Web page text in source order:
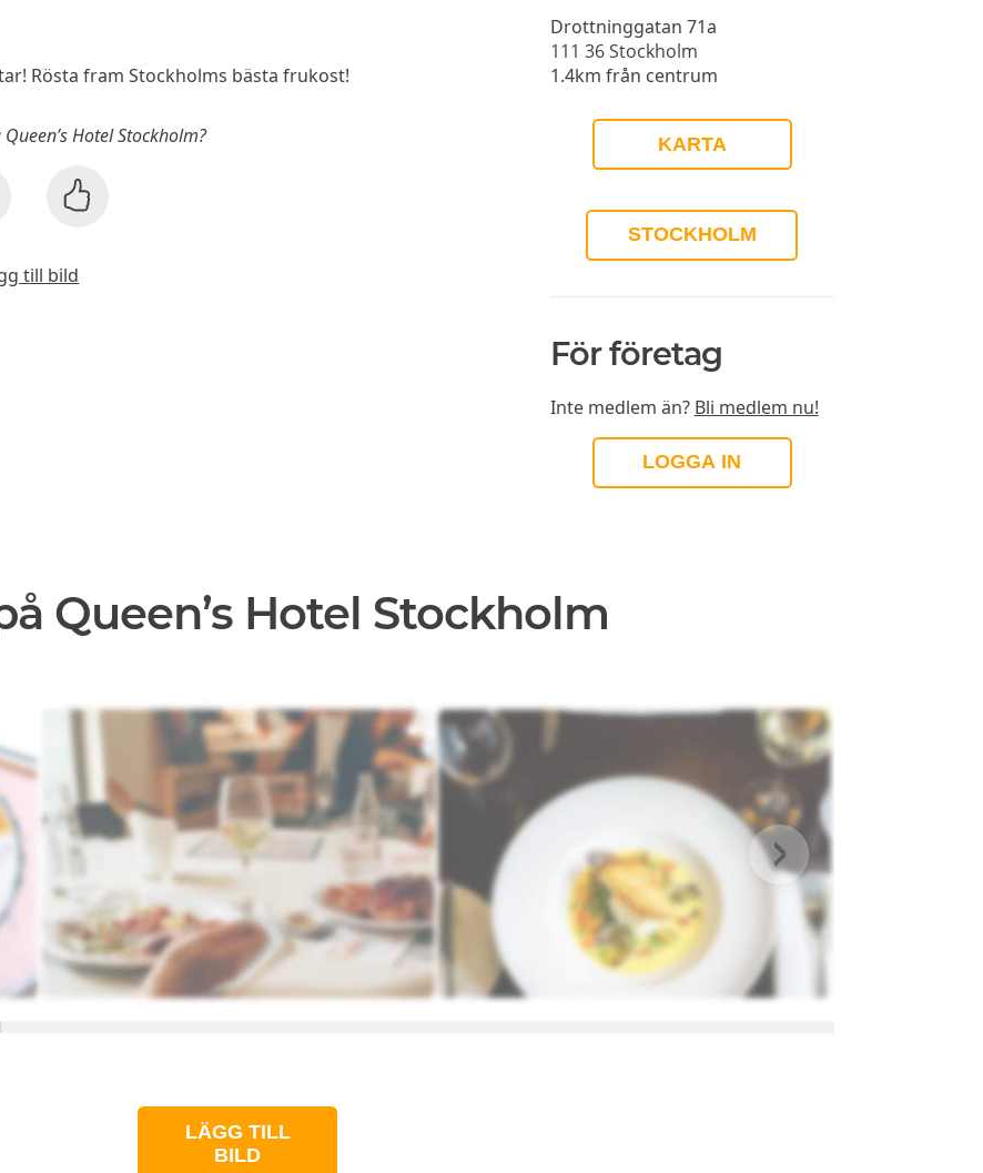
Rösta fram Stockholms bästa frukost!
Hotel Stockholm?
till bild
Drottninggatan 71a
111 36 Stockholm
1.4km från centrum
KARTA
STOCKHOLM
För företag
Inte medlem än? Bli medlem nu!
LOGGA IN
Queen’s Hotel Stockholm
LÄGG TILL
BILD